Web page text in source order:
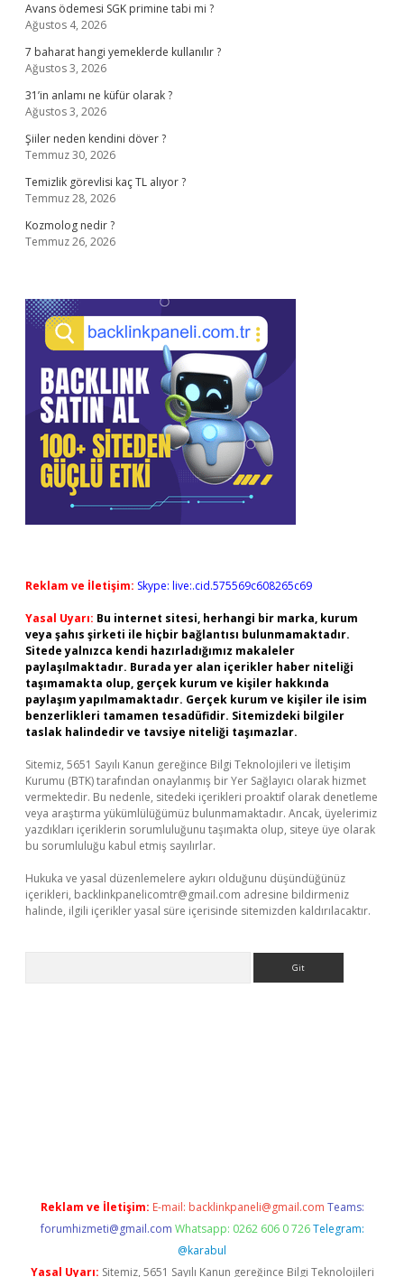
Avans ödemesi SGK primine tabi mi ?
Ağustos 4, 2026
7 baharat hangi yemeklerde kullanılır ?
Ağustos 3, 2026
31’in anlamı ne küfür olarak ?
Ağustos 3, 2026
Şiiler neden kendini döver ?
Temmuz 30, 2026
Temizlik görevlisi kaç TL alıyor ?
Temmuz 28, 2026
Kozmolog nedir ?
Temmuz 26, 2026
Reklam ve İletişim: Skype: live:.cid.575569c608265c69
Yasal Uyarı: Bu internet sitesi, herhangi bir marka, kurum
veya şahıs şirketi ile hiçbir bağlantısı bulunmamaktadır.
Sitede yalnızca kendi hazırladığımız makaleler
paylaşılmaktadır. Burada yer alan içerikler haber niteliği
taşımamakta olup, gerçek kurum ve kişiler hakkında
paylaşım yapılmamaktadır. Gerçek kurum ve kişiler ile isim
benzerlikleri tamamen tesadüfidir. Sitemizdeki bilgiler
taslak halindedir ve tavsiye niteliği taşımazlar.
Sitemiz, 5651 Sayılı Kanun gereğince Bilgi Teknolojileri ve İletişim
Kurumu (BTK) tarafından onaylanmış bir Yer Sağlayıcı olarak hizmet
vermektedir. Bu nedenle, sitedeki içerikleri proaktif olarak denetleme
veya araştırma yükümlülüğümüz bulunmamaktadır. Ancak, üyelerimiz
yazdıkları içeriklerin sorumluluğunu taşımakta olup, siteye üye olarak
bu sorumluluğu kabul etmiş sayılırlar.
Hukuka ve yasal düzenlemelere aykırı olduğunu düşündüğünüz
içerikleri, backlinkpanelicomtr@gmail.com adresine bildirmeniz
halinde, ilgili içerikler yasal süre içerisinde sitemizden kaldırılacaktır.
Reklam ve İletişim: E-mail: backlinkpaneli@gmail.com Teams:
forumhizmeti@gmail.com Whatsapp: 0262 606 0 726 Telegram:
@karabul
Yasal Uyarı: Sitemiz, 5651 Sayılı Kanun gereğince Bilgi Teknolojileri